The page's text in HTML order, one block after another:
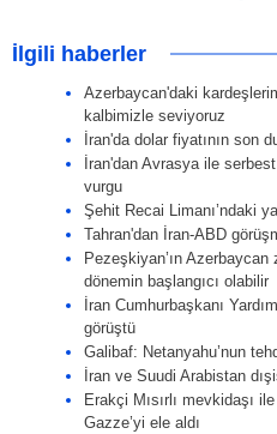
İlgili haberler
Azerbaycan'daki
kalbimizle seviyoruz
İran'da dolar fiyatının son
İran'dan Avrasya ile
vurgu
Şehit Recai Limanı’ndaki
Tahran'dan İran-ABD
Pezeşkiyan’ın
dönemin başlangıcı olabilir
İran Cumhurbaşkanı
görüştü
Galibaf: Netanyahu’nun
İran ve Suudi Arabistan
Erakçi Mısırlı mevkidaşı
Gazze’yi ele aldı